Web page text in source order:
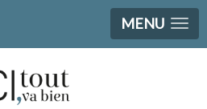
MENU